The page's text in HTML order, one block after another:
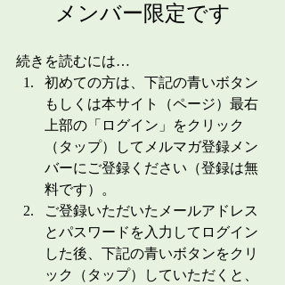
メンバー限定です
続きを読むには…
初めての方は、下記の青いボタン
もしくは本サイト（ページ）最右
上部の「ログイン」をクリック
（タップ）してメルマガ登録メン
バーにご登録ください（登録は無
料です）。
ご登録いただいたメールアドレス
とパスワードを入力してログイン
した後、下記の青いボタンをクリ
ック（タップ）していただくと、